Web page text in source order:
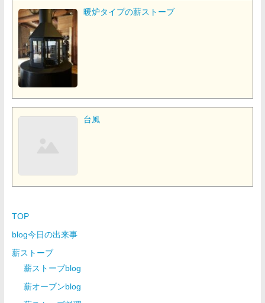
暖炉タイプの薪ストーブ
台風
TOP
blog今日の出来事
薪ストーブ
薪ストーブblog
薪オーブンblog